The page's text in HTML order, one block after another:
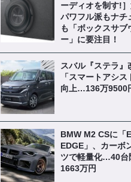
ーディオを制す!
パワフル派もナチ
も「ボックスサブ
ー」に要注目！
スバル『ステラ』
「スマートアシス
向上…136万9500
BMW M2 CSに「
EDGE」、カーボ
ツで軽量化…40台
1663万円